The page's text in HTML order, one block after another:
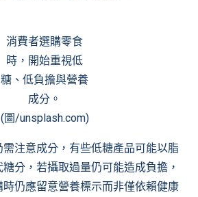
消費者選購零食
時，開始重視低
糖、低負擔與營養
成分。
(圖/unsplash.com)
注意成分，有些低糖產品可能以脂
分，若攝取過量仍可能造成負擔，
仍應留意營養標示而非僅依賴健康